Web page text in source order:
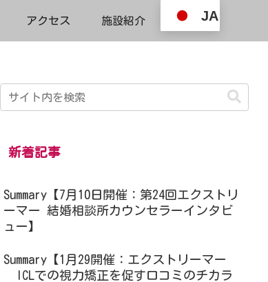
アクセス 施設紹介 JA
新着記事
Summary【7月10日開催：第24回エクストリ
ーマー 結婚相談所カウンセラーインタビ
ュー】
Summary【1月29開催：エクストリーマー
ICLでの視力矯正を促す口コミのチカラ